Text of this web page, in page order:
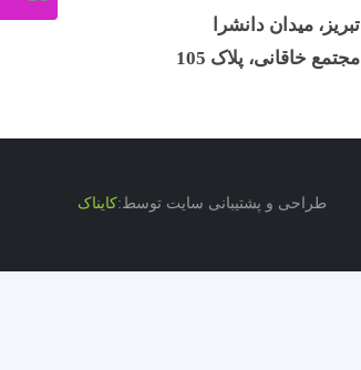
تبریز، میدان دانشرا
مجتمع خاقانی، پلاک 105
طراحی و پشتیبانی سایت توسط:کایناک